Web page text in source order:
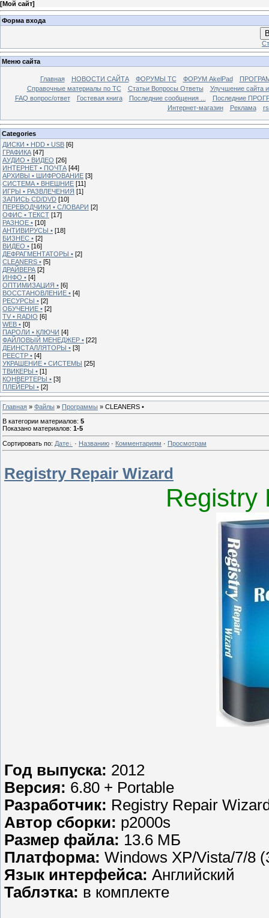
[Мой сайт]
Форма входа
Меню сайта
Главная НОВОСТИ САЙТА ФОРУМЫ TC ФОРУМ AkelPad
Справочные материалы по TС
Статьи Вопросы Ответы
Улучшение сайта
FAQ вопрос/ответ
Гостевая книга Последние сообщения ...
Последние
Интернет-магазин
Реклама
Categories
ДИСКИ • HDD • USB [6]
ГРАФИКА [47]
АУДИО • ВИДЕО [26]
ИНТЕРНЕТ • ПОЧТА [44]
АРХИВЫ • ШИФРОВАНИЕ [3]
СИСТЕМА • ВНЕШНИЕ [11]
ИГРЫ • РАЗВЛЕЧЕНИЯ [1]
ЗАПИСЬ CD/DVD [10]
ПЕРЕВОДЧИКИ • СЛОВАРИ [2]
ОФИС • ТЕКСТ [17]
РАЗНОЕ • [10]
АНТИВИРУСЫ • [18]
БИЗНЕС • [2]
ВИДЕО • [16]
ДЕФРАГМЕНТАТОРЫ • [2]
CLEANERS • [5]
ДРАЙВЕРА [2]
ИНФО • [4]
ОПТИМИЗАЦИЯ • [6]
ВОССТАНОВЛЕНИЕ • [4]
РЕСУРСЫ • [2]
ОБУЧЕНИЕ • [2]
TV • RADIO [6]
WEB • [0]
ПАРОЛИ • КЛЮЧИ [4]
ФАЙЛОВЫЙ МЕНЕДЖЕР • [22]
ДЕИНСТАЛЛЯТОРЫ • [3]
РЕЕСТР • [4]
УКРАШЕНИЕ • СИСТЕМЫ [25]
ТВИКЕРЫ • [1]
КОНВЕРТЕРЫ • [3]
ПЛЕЙЕРЫ • [2]
Главная » Файлы » Программы » CLEANERS •
В категории материалов: 5
Показано материалов: 1-5
Сортировать по: Дате · Названию · Комментариям · Просмотрам
Registry Repair Wizard
Registry
Год выпуска: 2012
Версия: 6.80 + Portable
Разработчик: Registry Repair
Автор сборки: p2000s
Размер файла: 13.6 МБ
Платформа: Windows XP/Vista/7/8
Язык интерфейса: Английский
Таблэтка: в комплекте